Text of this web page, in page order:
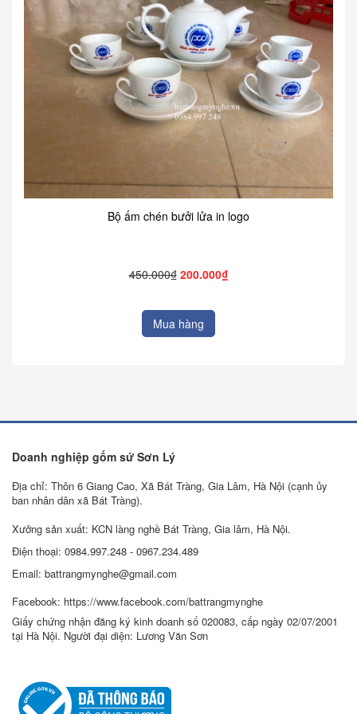
Bộ ấm chén bưởi lửa in logo
450.000₫ 200.000₫
Mua hàng
Doanh nghiệp gốm sứ Sơn Lý
Địa chỉ: Thôn 6 Giang Cao, Xã Bát Tràng, Gia Lâm, Hà Nội (cạnh ủy
ban nhân dân xã Bát Tràng).
Xưởng sản xuất: KCN làng nghề Bát Tràng, Gia lâm, Hà Nội.
Điện thoại: 0984.997.248 - 0967.234.489
Email: battrangmynghe@gmail.com
Facebook: https://www.facebook.com/battrangmynghe
Giấy chứng nhận đăng ký kinh doanh số 020083, cấp ngày 02/07/2001
tại Hà Nội. Người đại diện: Lương Văn Sơn